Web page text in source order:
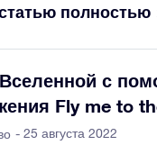
полностью
Вселенной с
Fly me to
- 25 августа 2022